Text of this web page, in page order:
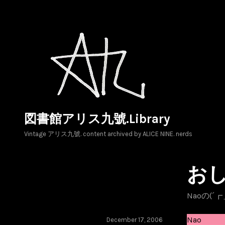
図書館アリス九號.Library
Vintage アリス九號. content archived by ALICE NINE. nerds
お
Naoの
Nao
December 17, 2006